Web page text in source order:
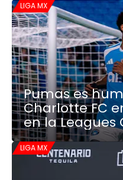
LIGA MX
Pumas es
Charlotte FC
en la Leagues
LIGA MX